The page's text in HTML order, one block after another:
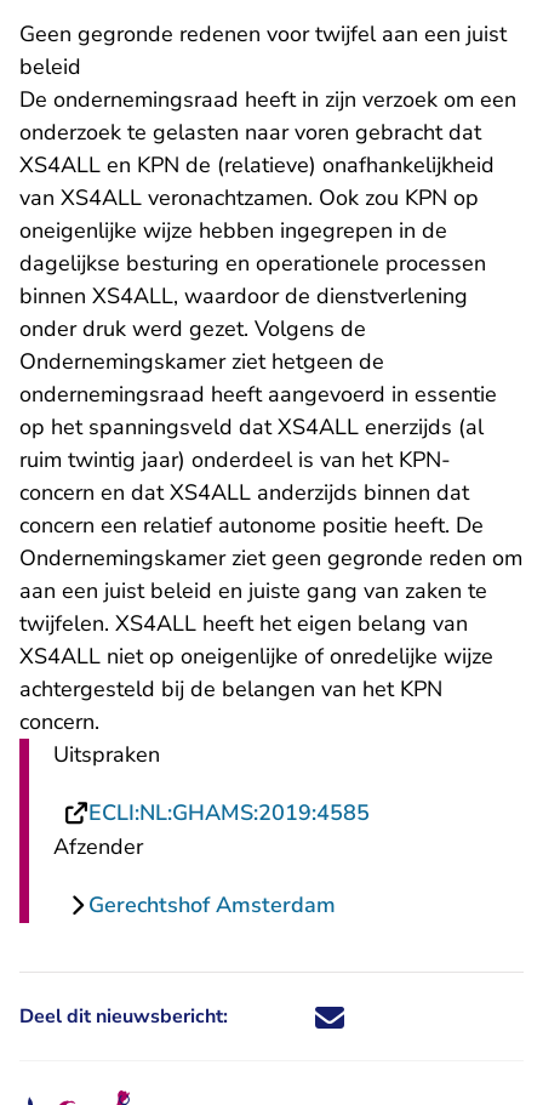
Geen gegronde redenen voor twijfel aan een juist
beleid
De ondernemingsraad heeft in zijn verzoek om een
onderzoek te gelasten naar voren gebracht dat
XS4ALL en KPN de (relatieve) onafhankelijkheid
van XS4ALL veronachtzamen. Ook zou KPN op
oneigenlijke wijze hebben ingegrepen in de
dagelijkse besturing en operationele processen
binnen XS4ALL, waardoor de dienstverlening
onder druk werd gezet. Volgens de
Ondernemingskamer ziet hetgeen de
ondernemingsraad heeft aangevoerd in essentie
op het spanningsveld dat XS4ALL enerzijds (al
ruim twintig jaar) onderdeel is van het KPN-
concern en dat XS4ALL anderzijds binnen dat
concern een relatief autonome positie heeft. De
Ondernemingskamer ziet geen gegronde reden om
aan een juist beleid en juiste gang van zaken te
twijfelen. XS4ALL heeft het eigen belang van
XS4ALL niet op oneigenlijke of onredelijke wijze
achtergesteld bij de belangen van het KPN
concern.
Uitspraken
ECLI:NL:GHAMS:2019:4585
Afzender
Gerechtshof Amsterdam
Deel dit nieuwsbericht: Deel dit nieuwsbericht via X -
Deel dit nieuwsbericht via
Deel dit nieuwsbericht
Deel dit